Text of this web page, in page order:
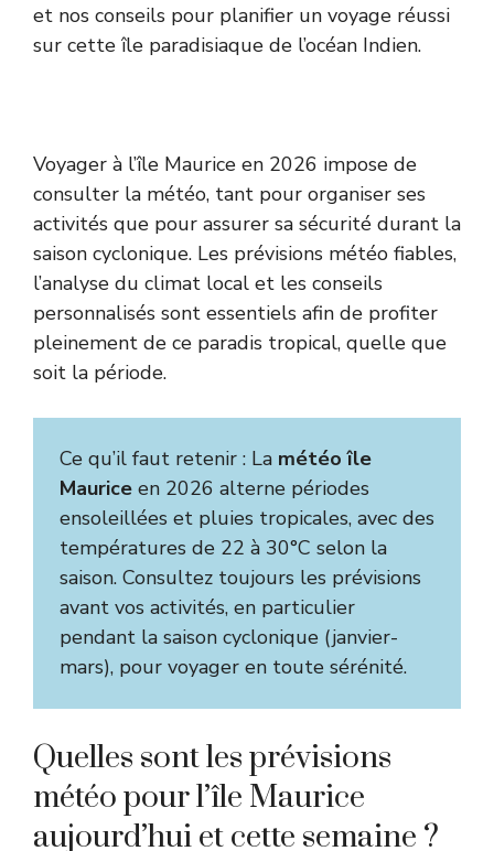
et nos conseils pour planifier un voyage réussi
sur cette île paradisiaque de l’océan Indien.
Voyager à l’île Maurice en 2026 impose de
consulter la météo, tant pour organiser ses
activités que pour assurer sa sécurité durant la
saison cyclonique. Les prévisions météo fiables,
l’analyse du climat local et les conseils
personnalisés sont essentiels afin de profiter
pleinement de ce paradis tropical, quelle que
soit la période.
Ce qu’il faut retenir : La météo île
Maurice en 2026 alterne périodes
ensoleillées et pluies tropicales, avec des
températures de 22 à 30°C selon la
saison. Consultez toujours les prévisions
avant vos activités, en particulier
pendant la saison cyclonique (janvier-
mars), pour voyager en toute sérénité.
Quelles sont les prévisions
météo pour l’île Maurice
aujourd’hui et cette semaine ?